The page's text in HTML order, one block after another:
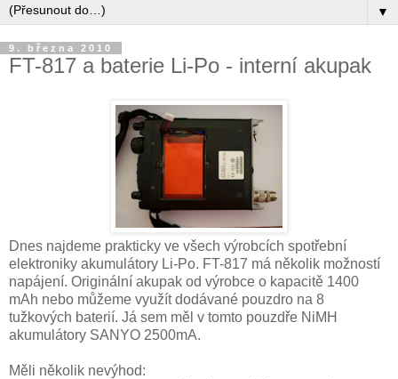
▼
9. března 2010
FT-817 a baterie Li-Po - interní akupak
Dnes najdeme prakticky ve všech výrobcích spotřební
elektroniky akumulátory Li-Po. FT-817 má několik možností
napájení. Originální akupak od výrobce o kapacitě 1400
mAh nebo můžeme využít dodávané pouzdro na 8
tužkových baterií. Já sem měl v tomto pouzdře NiMH
akumulátory SANYO 2500mA.
Měli několik nevýhod: